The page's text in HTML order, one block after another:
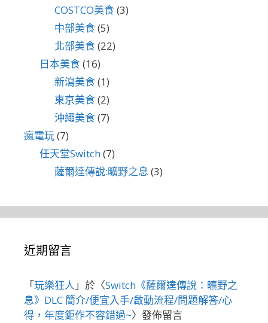
COSTCO美食(3)
中部美食(5)
北部美食(22)
日本美食(16)
新瀉美食(1)
東京美食(2)
沖繩美食(7)
瘋電玩(7)
任天堂Switch(7)
薩爾達傳說:曠野之息 (3)
近期留言
「玩樂狂人 」於〈Switch《薩爾達傳說：曠野之
息》DLC 簡介/便宜入手/啟動流程/問題解答/心
得，年度鉅作不容錯過~〉發佈留言